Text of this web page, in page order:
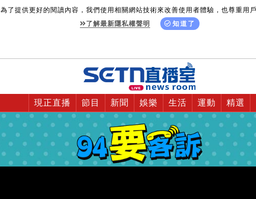
為了提供更好的閱讀內容，我們使用相關網站技術來改善使用者體驗，也尊重用
了解最新隱私權聲明
知道了
現正直播 節目 新聞 娛樂 生活 運動 精選